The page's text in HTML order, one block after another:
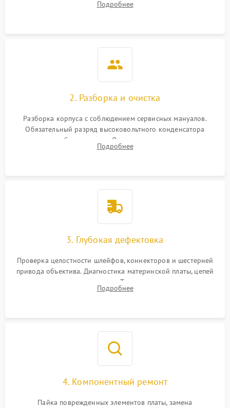
матрицы и затвора, проверка работы автофокуса и вспышки.
Подробнее
2. Разборка и очистка
Разборка корпуса с соблюдением сервисных мануалов.
Обязательный разряд высоковольтного конденсатора
вспышки для безопасности. Очистка внутренних узлов от
пыли, песка и следов влаги с помощью спецсредств.
Подробнее
3. Глубокая дефектовка
Проверка целостности шлейфов, коннекторов и шестерней
привода объектива. Диагностика материнской платы, цепей
питания и картоприемника. Тестирование механизма
затвора и блока внутрикамерной стабилизации.
Подробнее
4. Компонентный ремонт
Пайка поврежденных элементов платы, замена